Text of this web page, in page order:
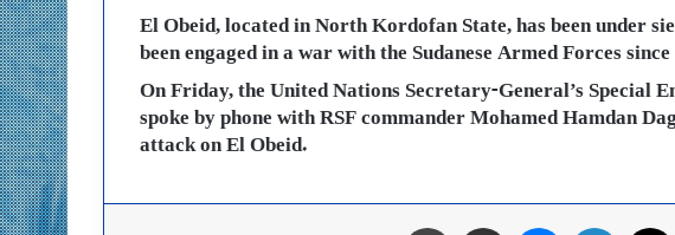
El Obeid, located in North Kordofan State, has been under
been engaged in a war with the Sudanese Armed Forces
On Friday, the United Nations Secretary-General’s Special
spoke by phone with RSF commander Mohamed Hamdan
attack on El Obeid.
فيسبوك لينكدإن ماسنجر مشاركة عبر البريد